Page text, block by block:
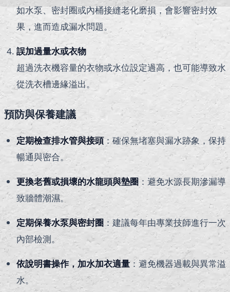
如水泵、密封圈或內桶接縫老化磨損，會影響密封效
果，進而造成漏水問題。
誤加過量水或衣物
超過洗衣機容量的衣物或水位設定過高，也可能導致水
從洗衣槽邊緣溢出。
預防與保養建議
定期檢查排水管與接頭：確保無堵塞與漏水跡象，保持
暢通與密合。
更換老舊或損壞的水龍頭與墊圈：避免水源長期滲漏導
致牆體潮濕。
定期保養水泵與密封圈 ：建議每年由專業技師進行一次
內部檢測。
依說明書操作，加水加衣適量：避免機器過載與異常溢
水。